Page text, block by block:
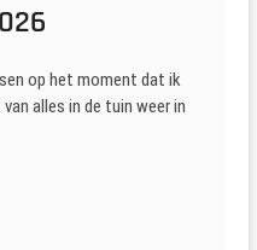
op het moment dat ik
alles in de tuin weer in